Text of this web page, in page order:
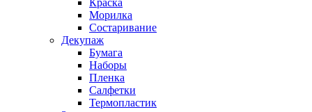
Краска
Морилка
Состаривание
Декупаж
Бумага
Наборы
Пленка
Салфетки
Термопластик